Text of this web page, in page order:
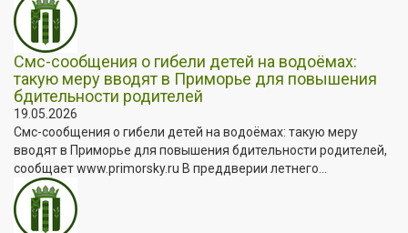
Смс-сообщения о гибели детей на водоёмах:
такую меру вводят в Приморье для повышения
бдительности родителей
19.05.2026
Смс-сообщения о гибели детей на водоёмах: такую меру
вводят в Приморье для повышения бдительности родителей,
сообщает www.primorsky.ru В преддверии летнего...